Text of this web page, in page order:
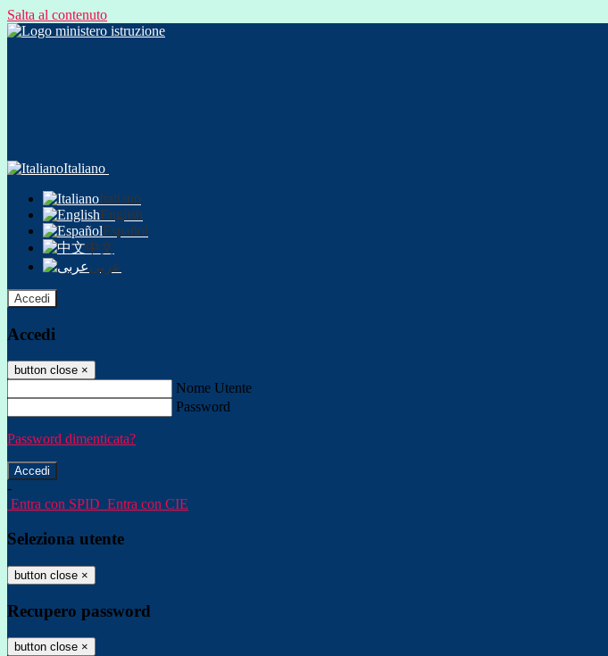
Salta al contenuto
Italiano
Italiano
English
Español
中文
عربى
Accedi
Accedi
button close ×
Nome Utente
Password
Password dimenticata?
-
Entra con SPID Entra con CIE
Seleziona utente
button close ×
Recupero password
button close ×